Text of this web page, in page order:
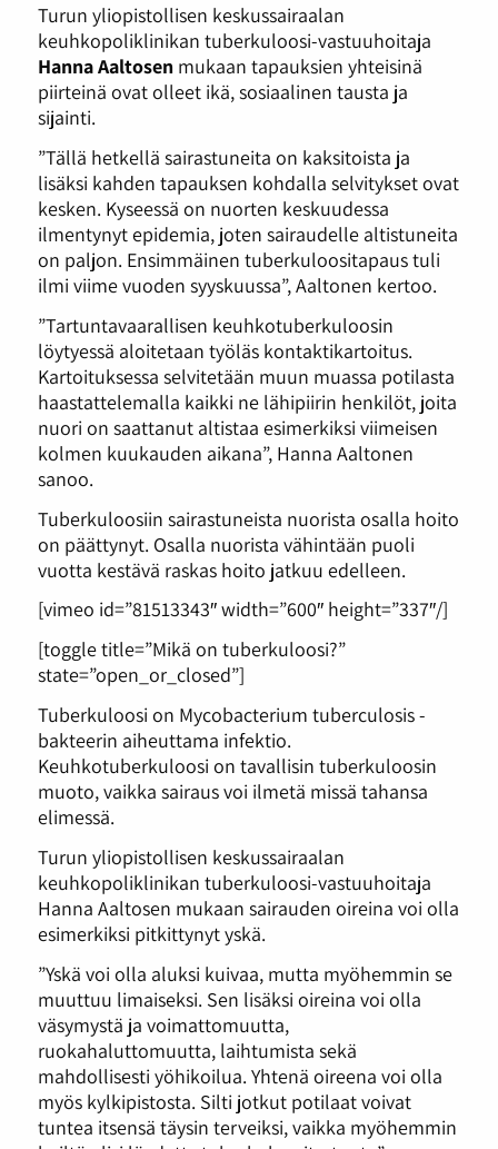
Turun yliopistollisen keskussairaalan
keuhkopoliklinikan tuberkuloosi-vastuuhoitaja
Hanna Aaltosenmukaan tapauksien yhteisinä
piirteinä ovat olleet ikä, sosiaalinen tausta ja
sijainti.
”Tällä hetkellä sairastuneita on kaksitoista ja
lisäksi kahden tapauksen kohdalla selvitykset ovat
kesken. Kyseessä on nuorten keskuudessa
ilmentynyt epidemia, joten sairaudelle altistuneita
on paljon. Ensimmäinen tuberkuloositapaus tuli
ilmi viime vuoden syyskuussa”, Aaltonen kertoo.
”Tartuntavaarallisen keuhkotuberkuloosin
löytyessä aloitetaan työläs kontaktikartoitus.
Kartoituksessa selvitetään muun muassa potilasta
haastattelemalla kaikki ne lähipiirin henkilöt, joita
nuori on saattanut altistaa esimerkiksi viimeisen
kolmen kuukauden aikana”, Hanna Aaltonen
sanoo.
Tuberkuloosiin sairastuneista nuorista osalla hoito
on päättynyt. Osalla nuorista vähintään puoli
vuotta kestävä raskas hoito jatkuu edelleen.
[vimeo id=”81513343″ width=”600″ height=”337″/]
[toggle title=”Mikä on tuberkuloosi?”
state=”open_or_closed”]
Tuberkuloosi on Mycobacterium tuberculosis -
bakteerin aiheuttama infektio.
Keuhkotuberkuloosi on tavallisin tuberkuloosin
muoto, vaikka sairaus voi ilmetä missä tahansa
elimessä.
Turun yliopistollisen keskussairaalan
keuhkopoliklinikan tuberkuloosi-vastuuhoitaja
Hanna Aaltosen mukaan sairauden oireina voi olla
esimerkiksi pitkittynyt yskä.
”Yskä voi olla aluksi kuivaa, mutta myöhemmin se
muuttuu limaiseksi. Sen lisäksi oireina voi olla
väsymystä ja voimattomuutta,
ruokahaluttomuutta, laihtumista sekä
mahdollisesti yöhikoilua. Yhtenä oireena voi olla
myös kylkipistosta. Silti jotkut potilaat voivat
tuntea itsensä täysin terveiksi, vaikka myöhemmin